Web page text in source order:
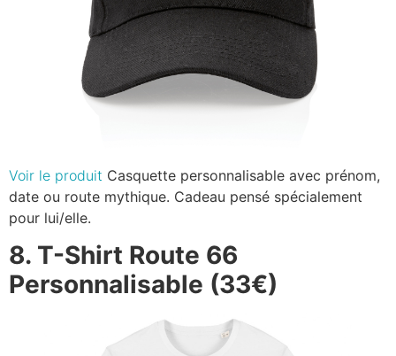
Voir le produit Casquette personnalisable avec prénom,
date ou route mythique. Cadeau pensé spécialement
pour lui/elle.
8. T-Shirt Route 66
Personnalisable (33€)